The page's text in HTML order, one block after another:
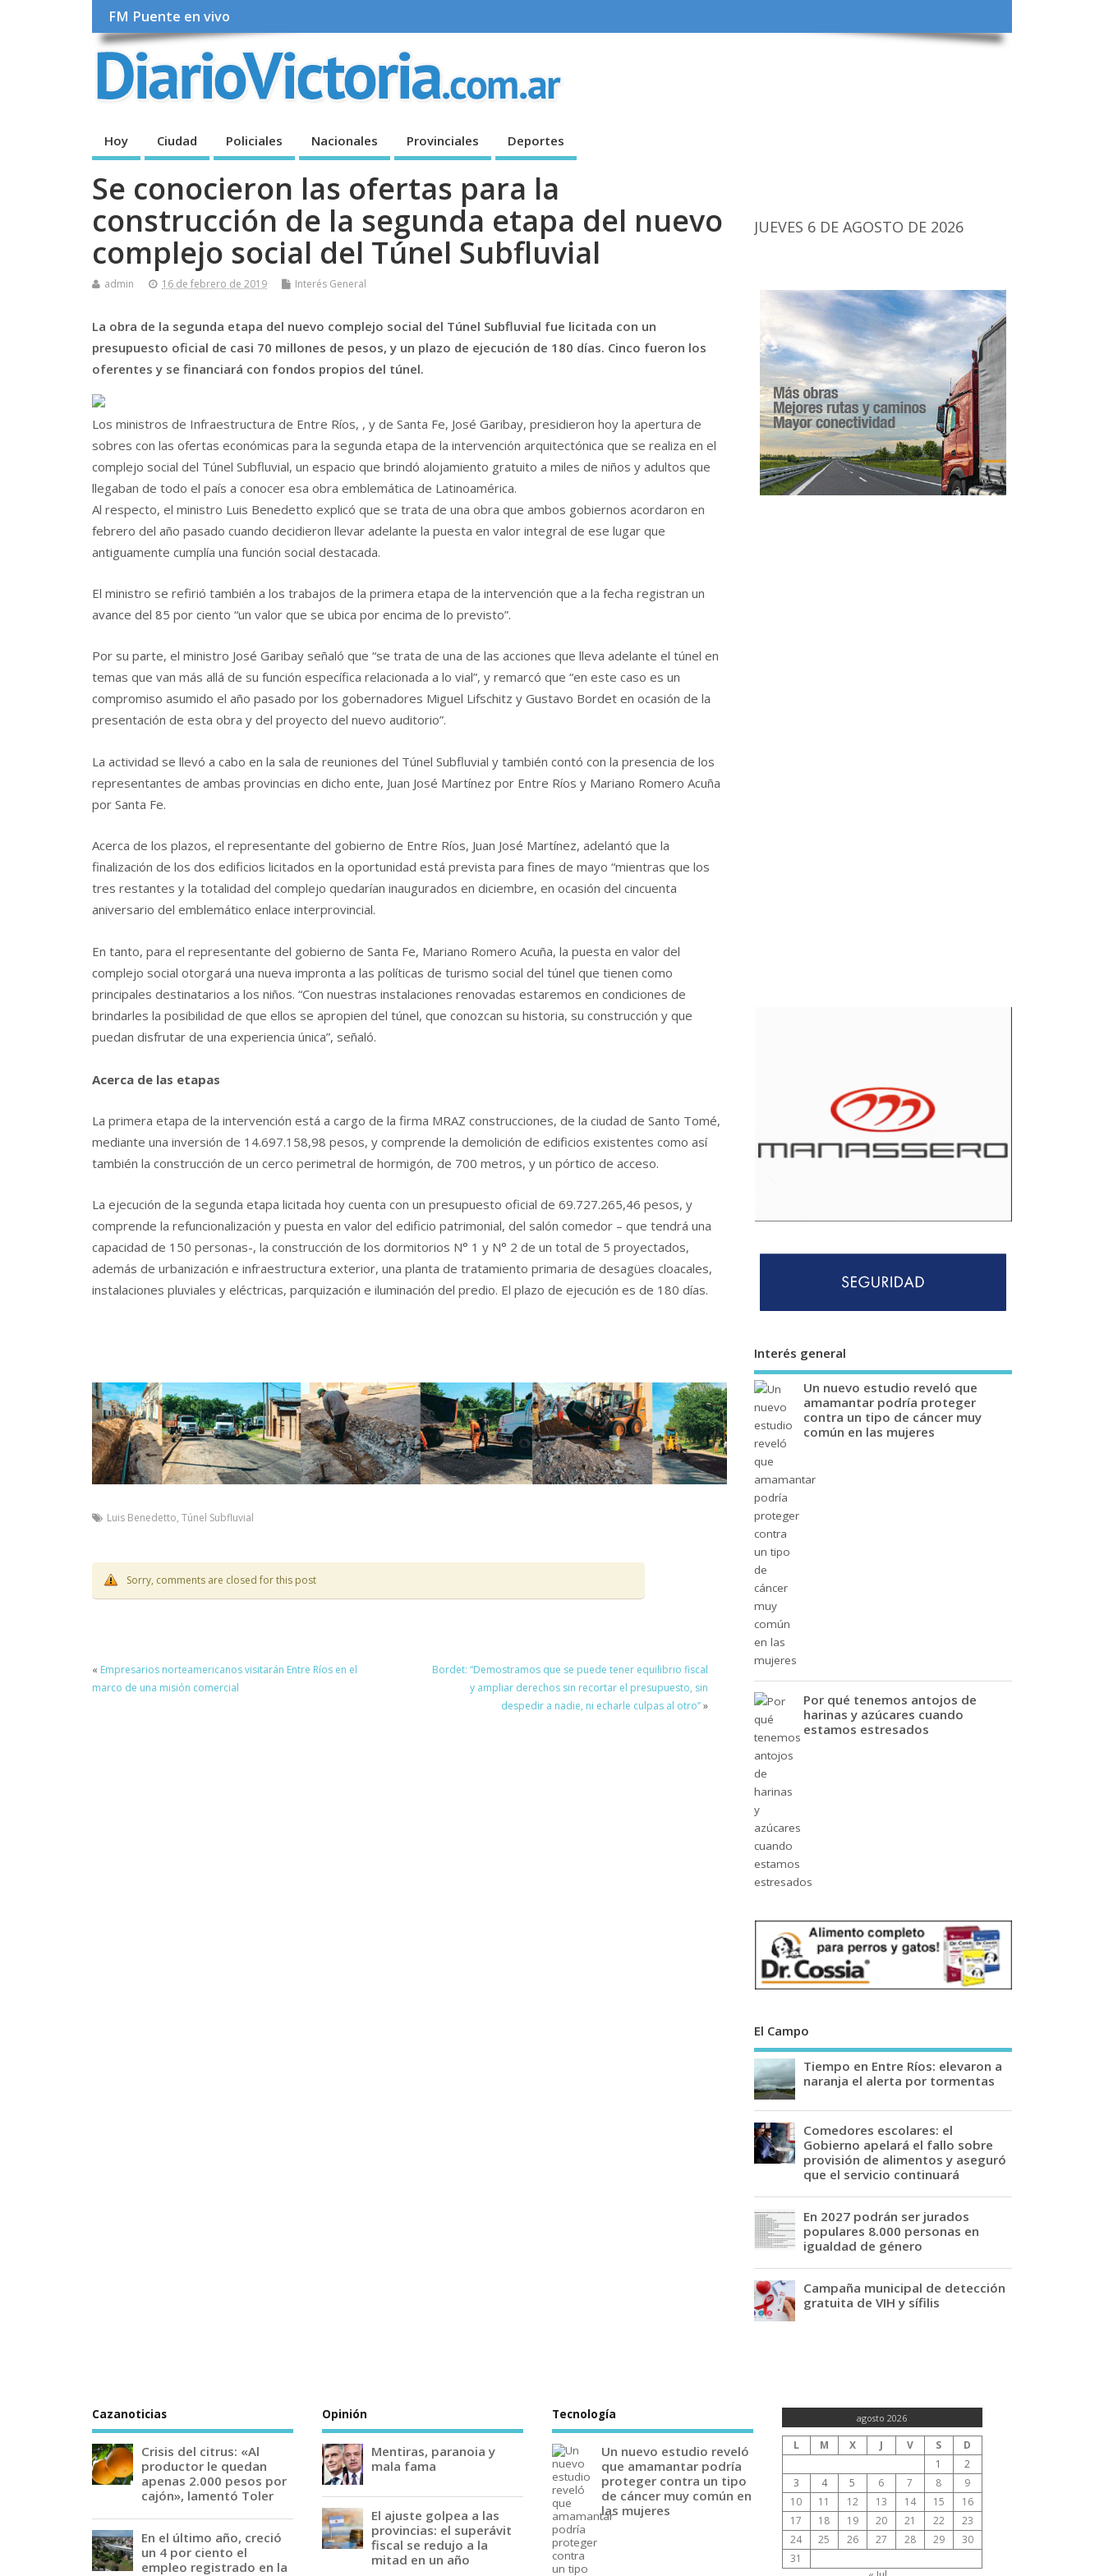
FM Puente en vivo
Hoy Ciudad Policiales Nacionales Provinciales Deportes
Se conocieron las ofertas para la
construcción de la segunda etapa del nuevo
complejo social del Túnel Subfluvial
admin 16 de febrero de 2019 Interés General
La obra de la segunda etapa del nuevo complejo social del Túnel Subfluvial fue licitada con un
presupuesto oficial de casi 70 millones de pesos, y un plazo de ejecución de 180 días. Cinco fueron los
oferentes y se financiará con fondos propios del túnel.
Los ministros de Infraestructura de Entre Ríos, , y de Santa Fe, José Garibay, presidieron hoy la apertura de
sobres con las ofertas económicas para la segunda etapa de la intervención arquitectónica que se realiza en el
complejo social del Túnel Subfluvial, un espacio que brindó alojamiento gratuito a miles de niños y adultos que
llegaban de todo el país a conocer esa obra emblemática de Latinoamérica.
Al respecto, el ministro Luis Benedetto explicó que se trata de una obra que ambos gobiernos acordaron en
febrero del año pasado cuando decidieron llevar adelante la puesta en valor integral de ese lugar que
antiguamente cumplía una función social destacada.
El ministro se refirió también a los trabajos de la primera etapa de la intervención que a la fecha registran un
avance del 85 por ciento “un valor que se ubica por encima de lo previsto”.
Por su parte, el ministro José Garibay señaló que “se trata de una de las acciones que lleva adelante el túnel en
temas que van más allá de su función específica relacionada a lo vial”, y remarcó que “en este caso es un
compromiso asumido el año pasado por los gobernadores Miguel Lifschitz y Gustavo Bordet en ocasión de la
presentación de esta obra y del proyecto del nuevo auditorio”.
La actividad se llevó a cabo en la sala de reuniones del Túnel Subfluvial y también contó con la presencia de los
representantes de ambas provincias en dicho ente, Juan José Martínez por Entre Ríos y Mariano Romero Acuña
por Santa Fe.
Acerca de los plazos, el representante del gobierno de Entre Ríos, Juan José Martínez, adelantó que la
finalización de los dos edificios licitados en la oportunidad está prevista para fines de mayo “mientras que los
tres restantes y la totalidad del complejo quedarían inaugurados en diciembre, en ocasión del cincuenta
aniversario del emblemático enlace interprovincial.
En tanto, para el representante del gobierno de Santa Fe, Mariano Romero Acuña, la puesta en valor del
complejo social otorgará una nueva impronta a las políticas de turismo social del túnel que tienen como
principales destinatarios a los niños. “Con nuestras instalaciones renovadas estaremos en condiciones de
brindarles la posibilidad de que ellos se apropien del túnel, que conozcan su historia, su construcción y que
puedan disfrutar de una experiencia única”, señaló.
Acerca de las etapas
La primera etapa de la intervención está a cargo de la firma MRAZ construcciones, de la ciudad de Santo Tomé,
mediante una inversión de 14.697.158,98 pesos, y comprende la demolición de edificios existentes como así
también la construcción de un cerco perimetral de hormigón, de 700 metros, y un pórtico de acceso.
La ejecución de la segunda etapa licitada hoy cuenta con un presupuesto oficial de 69.727.265,46 pesos, y
comprende la refuncionalización y puesta en valor del edificio patrimonial, del salón comedor – que tendrá una
capacidad de 150 personas-, la construcción de los dormitorios N° 1 y N° 2 de un total de 5 proyectados,
además de urbanización e infraestructura exterior, una planta de tratamiento primaria de desagües cloacales,
instalaciones pluviales y eléctricas, parquización e iluminación del predio. El plazo de ejecución es de 180 días.
Luis Benedetto, Túnel Subfluvial
Sorry, comments are closed for this post
« Empresarios norteamericanos visitarán Entre Ríos en el
marco de una misión comercial
Bordet: “Demostramos que se puede tener equilibrio fiscal
y ampliar derechos sin recortar el presupuesto, sin
despedir a nadie, ni echarle culpas al otro”»
JUEVES 6 DE AGOSTO DE 2026
Interés general
Un nuevo estudio reveló que
amamantar podría proteger
contra un tipo de cáncer muy
común en las mujeres
Por qué tenemos antojos de
harinas y azúcares cuando
estamos estresados
El Campo
Tiempo en Entre Ríos: elevaron a
naranja el alerta por tormentas
Comedores escolares: el
Gobierno apelará el fallo sobre
provisión de alimentos y aseguró
que el servicio continuará
En 2027 podrán ser jurados
populares 8.000 personas en
igualdad de género
Campaña municipal de detección
gratuita de VIH y sífilis
Cazanoticias
Crisis del citrus: «Al
productor le quedan
apenas 2.000 pesos por
cajón», lamentó Toler
En el último año, creció
un 4 por ciento el
empleo registrado en la
Opinión
Mentiras, paranoia y
mala fama
El ajuste golpea a las
provincias: el superávit
fiscal se redujo a la
mitad en un año
Tecnología
Un nuevo estudio reveló
que amamantar podría
proteger contra un tipo
de cáncer muy común en
las mujeres
agosto 2026
L M X J V S
D
1
2
3
4 5 6 7 8
9
10
11 12 13 14 15
16
17
18 19 20 21 22
23
24
25 26 27 28 29
30
31